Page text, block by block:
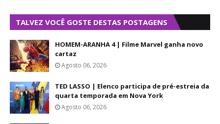
TALVEZ VOCÊ GOSTE DESTAS POSTAGENS
HOMEM-ARANHA 4 | Filme Marvel ganha novo
cartaz
Agosto 06, 2026
TED LASSO | Elenco participa de pré-estreia da
quarta temporada em Nova York
Agosto 06, 2026